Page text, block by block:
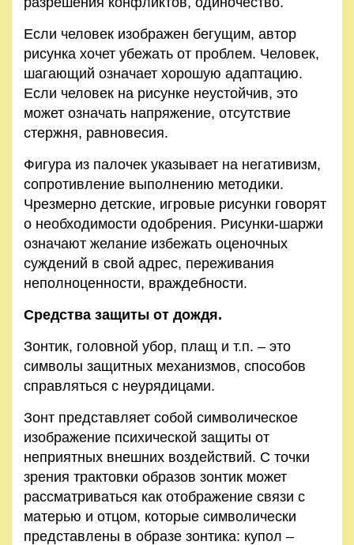
Если человек изображен бегущим, автор
рисунка хочет убежать от проблем. Человек,
шагающий означает хорошую адаптацию.
Если человек на рисунке неустойчив, это
может означать напряжение, отсутствие
стержня, равновесия.
Фигура из палочек указывает на негативизм,
сопротивление выполнению методики.
Чрезмерно детские, игровые рисунки говорят
о необходимости одобрения. Рисунки-шаржи
означают желание избежать оценочных
суждений в свой адрес, переживания
неполноценности, враждебности.
Средства защиты от дождя.
Зонтик, головной убор, плащ и т.п. – это
символы защитных механизмов, способов
справляться с неурядицами.
Зонт представляет собой символическое
изображение психической защиты от
неприятных внешних воздействий. С точки
зрения трактовки образов зонтик может
рассматриваться как отображение связи с
матерью и отцом, которые символически
представлены в образе зонтика: купол –